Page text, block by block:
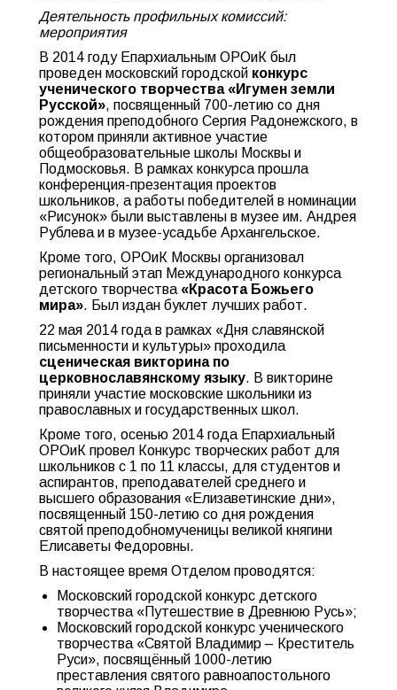
Деятельность профильных комиссий:
мероприятия
В 2014 году Епархиальным ОРОиК был
проведен московский городской конкурс
ученического творчества «Игумен земли
Русской», посвященный 700-летию со дня
рождения преподобного Сергия Радонежского, в
котором приняли активное участие
общеобразовательные школы Москвы и
Подмосковья. В рамках конкурса прошла
конференция-презентация проектов
школьников, а работы победителей в номинации
«Рисунок» были выставлены в музее им. Андрея
Рублева и в музее-усадьбе Архангельское.
Кроме того, ОРОиК Москвы организовал
региональный этап Международного конкурса
детского творчества «Красота Божьего
мира». Был издан буклет лучших работ.
22 мая 2014 года в рамках «Дня славянской
письменности и культуры» проходила
сценическая викторина по
церковнославянскому языку. В викторине
приняли участие московские школьники из
православных и государственных школ.
Кроме того, осенью 2014 года Епархиальный
ОРОиК провел Конкурс творческих работ для
школьников с 1 по 11 классы, для студентов и
аспирантов, преподавателей среднего и
высшего образования «Елизаветинские дни»,
посвященный 150-летию со дня рождения
святой преподобномученицы великой княгини
Елисаветы Федоровны.
В настоящее время Отделом проводятся:
Московский городской конкурс детского
творчества «Путешествие в Древнюю Русь»;
Московский городской конкурс ученического
творчества «Святой Владимир – Креститель
Руси», посвящённый 1000-летию
преставления святого равноапостольного